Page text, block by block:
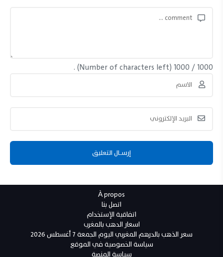
1000
/
1000
(Number of characters left) .
À propos
اتصل بنا
اتفاقية الإستخدام
اسعار الدهب بالمغرب
سعر الذهب بالدرهم المغربي اليوم الجمعة 7 أغسطس 2026
سياسة الخصوصية في الموقع
سياسة المنصة